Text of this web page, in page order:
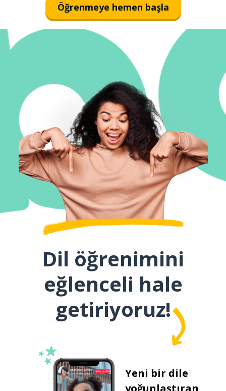
Öğrenmeye hemen başla
Dil öğrenimini
eğlenceli hale
getiriyoruz!
Yeni bir dile
yoğunlaştıran